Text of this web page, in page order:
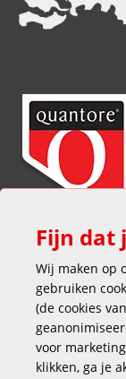
Fijn dat
Wij maken op
gebruiken
(de cookies
voor
klikken, ga je